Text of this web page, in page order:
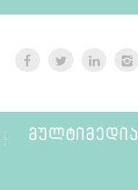
ᲛᲣᲚᲢᲘᲛᲔᲓᲘᲐ